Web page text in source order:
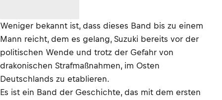
Weniger bekannt ist, dass dieses Band bis zu einem
Mann reicht, dem es gelang, Suzuki bereits vor der
politischen Wende und trotz der Gefahr von
drakonischen Strafmaßnahmen, im Osten
Deutschlands zu etablieren.
Es ist ein Band der Geschichte, das mit dem ersten